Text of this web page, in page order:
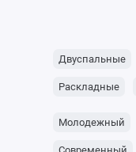
Двуспальные
Раскладные
Молодежный